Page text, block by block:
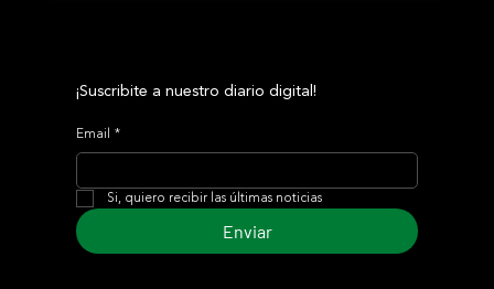
¡Suscribite a nuestro diario digital!
Email *
Si, quiero recibir las últimas noticias
Enviar